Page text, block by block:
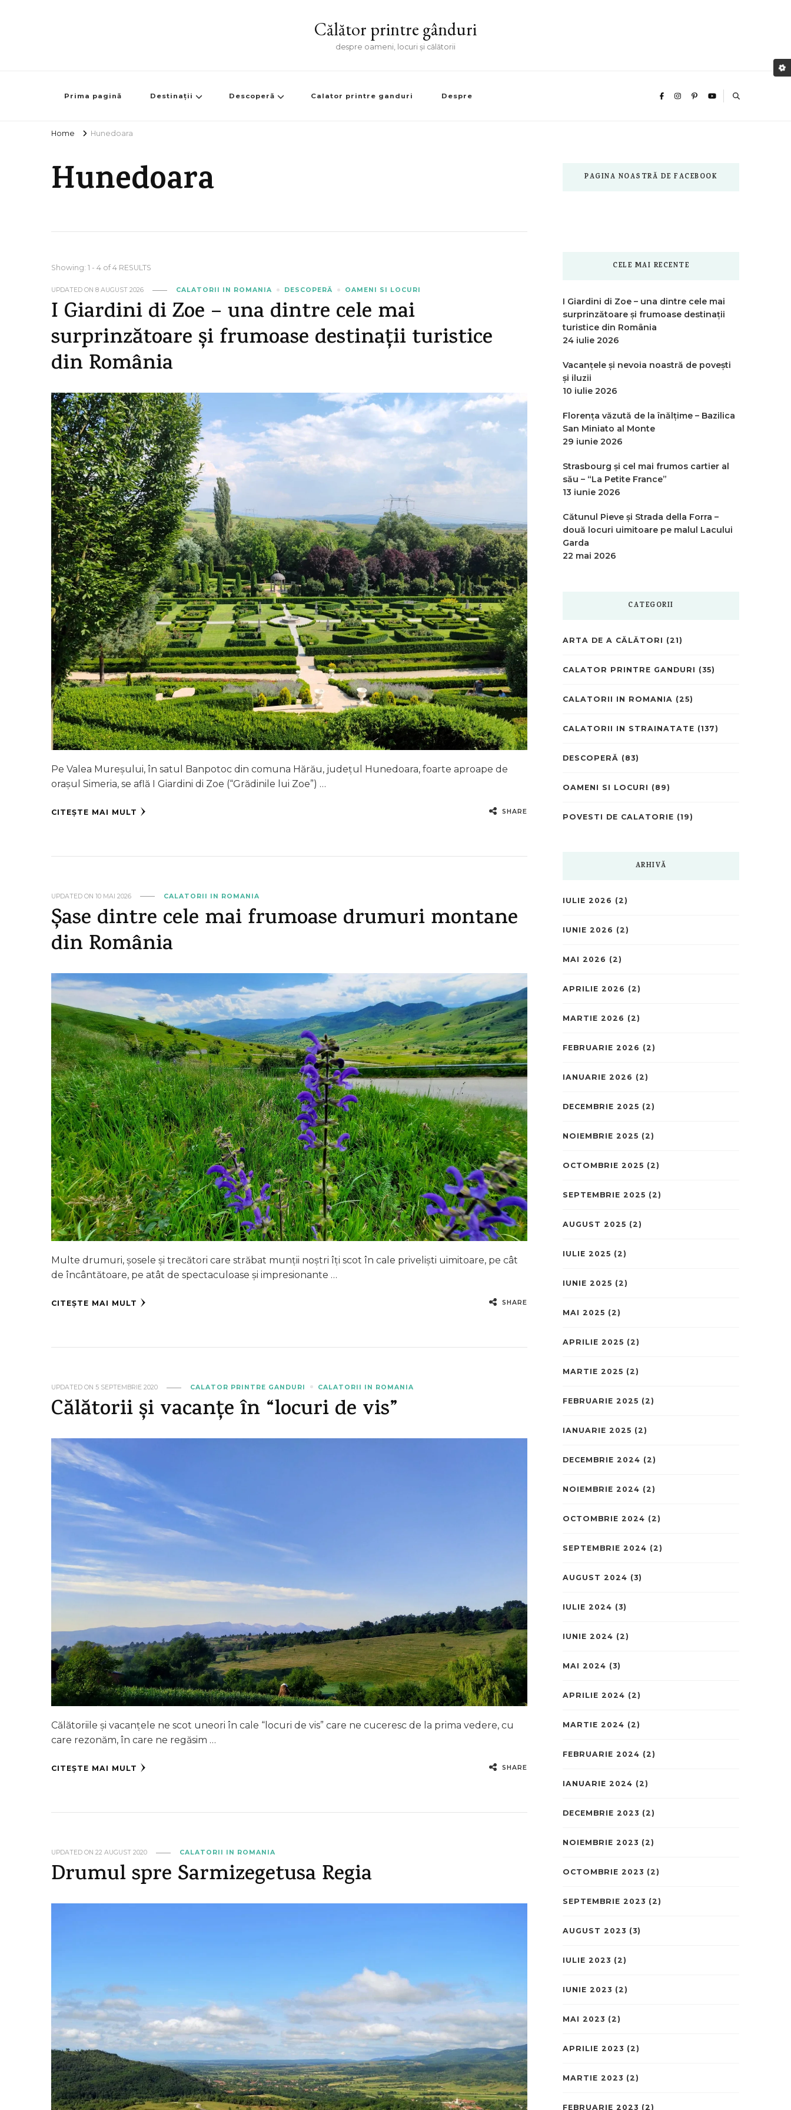
Călător printre gânduri
despre oameni, locuri și călătorii
Prima pagină Destinații Descoperă Calator printre ganduri Despre
Home Hunedoara
Hunedoara
Showing: 1 - 4 of 4 RESULTS
UPDATED ON 8 AUGUST 2026 CALATORII IN ROMANIA DESCOPERĂ OAMENI SI LOCURI
I Giardini di Zoe – una dintre cele mai
surprinzătoare și frumoase destinații turistice
din România
Pe Valea Mureșului, în satul Banpotoc din comuna Hărău, județul Hunedoara, foarte aproape de
orașul Simeria, se află I Giardini di Zoe (“Grădinile lui Zoe”) …
CITEȘTE MAI MULT SHARE
UPDATED ON 10 MAI 2026 CALATORII IN ROMANIA
Șase dintre cele mai frumoase drumuri montane
din România
Multe drumuri, șosele și trecători care străbat munții noștri îți scot în cale priveliști uimitoare, pe cât
de încântătoare, pe atât de spectaculoase și impresionante …
CITEȘTE MAI MULT SHARE
UPDATED ON 5 SEPTEMBRIE 2020 CALATOR PRINTRE GANDURI CALATORII IN ROMANIA
Călătorii și vacanțe în “locuri de vis”
Călătoriile și vacanțele ne scot uneori în cale “locuri de vis” care ne cuceresc de la prima vedere, cu
care rezonăm, în care ne regăsim …
CITEȘTE MAI MULT SHARE
UPDATED ON 22 AUGUST 2020 CALATORII IN ROMANIA
Drumul spre Sarmizegetusa Regia
PAGINA NOASTRĂ DE FACEBOOK
CELE MAI RECENTE
I Giardini di Zoe – una dintre cele mai
surprinzătoare și frumoase destinații
turistice din România
24 iulie 2026
Vacanțele și nevoia noastră de povești
și iluzii
10 iulie 2026
Florența văzută de la înălțime – Bazilica
San Miniato al Monte
29 iunie 2026
Strasbourg și cel mai frumos cartier al
său – “La Petite France”
13 iunie 2026
Cătunul Pieve și Strada della Forra –
două locuri uimitoare pe malul Lacului
Garda
22 mai 2026
CATEGORII
ARTA DE A CĂLĂTORI (21)
CALATOR PRINTRE GANDURI (35)
CALATORII IN ROMANIA (25)
CALATORII IN STRAINATATE (137)
DESCOPERĂ (83)
OAMENI SI LOCURI (89)
POVESTI DE CALATORIE (19)
ARHIVĂ
IULIE 2026 (2)
IUNIE 2026 (2)
MAI 2026 (2)
APRILIE 2026 (2)
MARTIE 2026 (2)
FEBRUARIE 2026 (2)
IANUARIE 2026 (2)
DECEMBRIE 2025 (2)
NOIEMBRIE 2025 (2)
OCTOMBRIE 2025 (2)
SEPTEMBRIE 2025 (2)
AUGUST 2025 (2)
IULIE 2025 (2)
IUNIE 2025 (2)
MAI 2025 (2)
APRILIE 2025 (2)
MARTIE 2025 (2)
FEBRUARIE 2025 (2)
IANUARIE 2025 (2)
DECEMBRIE 2024 (2)
NOIEMBRIE 2024 (2)
OCTOMBRIE 2024 (2)
SEPTEMBRIE 2024 (2)
AUGUST 2024 (3)
IULIE 2024 (3)
IUNIE 2024 (2)
MAI 2024 (3)
APRILIE 2024 (2)
MARTIE 2024 (2)
FEBRUARIE 2024 (2)
IANUARIE 2024 (2)
DECEMBRIE 2023 (2)
NOIEMBRIE 2023 (2)
OCTOMBRIE 2023 (2)
SEPTEMBRIE 2023 (2)
AUGUST 2023 (3)
IULIE 2023 (2)
IUNIE 2023 (2)
MAI 2023 (2)
APRILIE 2023 (2)
MARTIE 2023 (2)
FEBRUARIE 2023 (2)